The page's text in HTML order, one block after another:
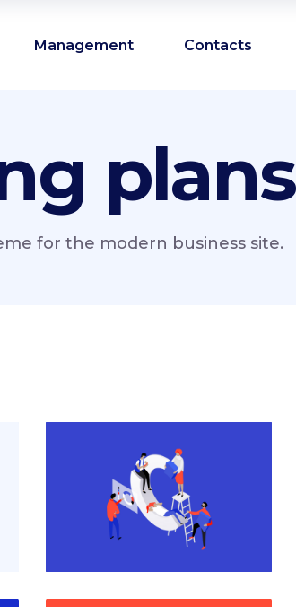
Management Contacts
plans
for the modern business site.